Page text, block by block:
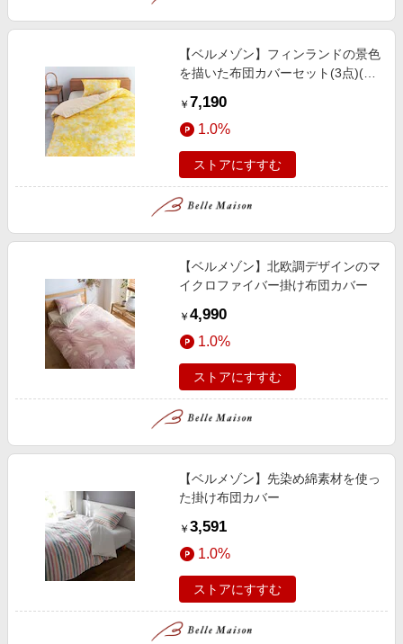
【ベルメゾン】フィンランドの景色
を描いた布団カバーセット(3点)(星
￥ 7,190
1.0%
ストアにすすむ
【ベルメゾン】北欧調デザインのマ
イクロファイバー掛け布団カバー
￥ 4,990
1.0%
ストアにすすむ
【ベルメゾン】先染め綿素材を使っ
た掛け布団カバー
￥ 3,591
1.0%
ストアにすすむ